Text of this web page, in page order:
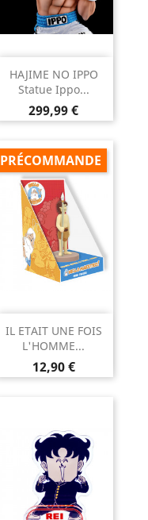
HAJIME NO IPPO
Statue Ippo...
Prix
299,99 €
IL ETAIT UNE FOIS
L'HOMME...
Prix
12,90 €
PRÉCOMMANDE